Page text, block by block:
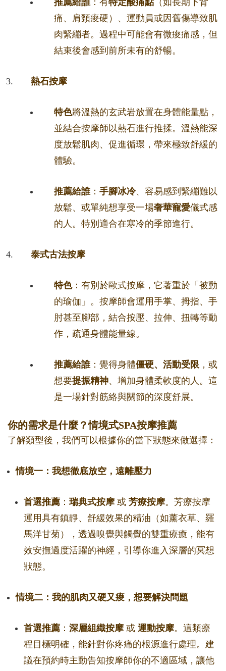
推薦給誰：有特定酸痛點（如長期下背
痛、肩頸痠硬）、運動員或因舊傷導致肌
肉緊繃者。過程中可能會有微痠痛感，但
結束後會感到前所未有的舒暢。
熱石按摩
特色將溫熱的玄武岩放置在身體能量點，
並結合按摩師以熱石進行推揉。溫熱能深
度放鬆肌肉、促進循環，帶來極致舒緩的
體驗。
推薦給誰： 手腳冰冷、容易感到緊繃難以
放鬆、或單純想享受一場奢華寵愛儀式感
的人。特別適合在寒冷的季節進行。
泰式古法按摩
特色：有別於歐式按摩，它著重於「被動
的瑜伽」。按摩師會運用手掌、拇指、手
肘甚至腳部，結合按壓、拉伸、扭轉等動
作，疏通身體能量線。
推薦給誰：覺得身體僵硬、活動受限 ，或
想要提振精神、增加身體柔軟度的人。這
是一場針對筋絡與關節的深度舒展。
你的需求是什麼？情境式SPA按摩推薦
了解類型後，我們可以根據你的當下狀態來做選擇：
情境一：我想徹底放空，遠離壓力
首選推薦 ： 瑞典式按摩或 芳療按摩。芳療按摩
運用具有鎮靜、舒緩效果的精油（如薰衣草、羅
馬洋甘菊），透過嗅覺與觸覺的雙重療癒，能有
效安撫過度活躍的神經，引導你進入深層的冥想
狀態。
情境二：我的肌肉又硬又痠，想要解決問題
首選推薦 ： 深層組織按摩或 運動按摩。這類療
程目標明確，能針對你疼痛的根源進行處理。建
議在預約時主動告知按摩師你的不適區域，讓他